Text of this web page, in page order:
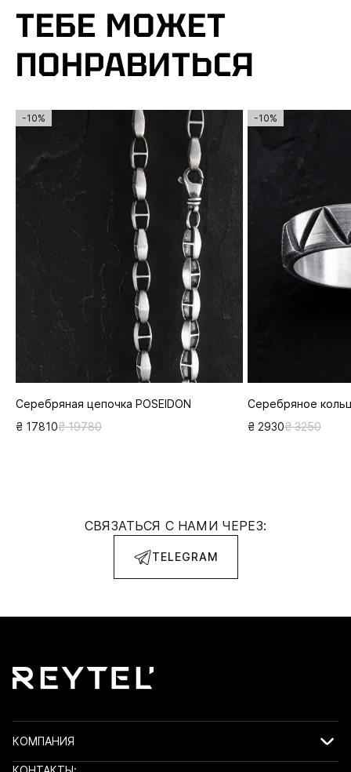
ТЕБЕ МОЖЕТ
ПОНРАВИТЬСЯ
-10%
Серебряная цепочка POSEIDON
₴ 17810₴ 19780
-10%
Серебряное
₴ 2930₴ 3250
СВЯЗАТЬСЯ С НАМИ ЧЕРЕЗ:
TELEGRAM
КОМПАНИЯ